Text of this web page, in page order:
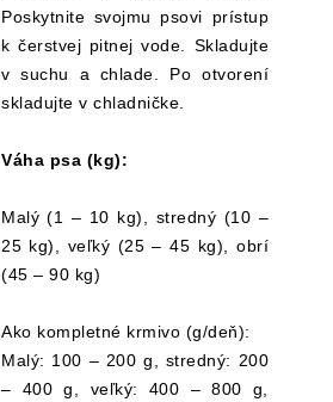
Poskytnite svojmu psovi prístup
k čerstvej pitnej vode. Skladujte
v suchu a chlade. Po otvorení
skladujte v chladničke.
Váha psa (kg):
Malý (1 – 10 kg), stredný (10 –
25 kg), veľký (25 – 45 kg), obrí
(45 – 90 kg)
Ako kompletné krmivo (g/deň):
Malý: 100 – 200 g, stredný: 200
– 400 g, veľký: 400 – 800 g,